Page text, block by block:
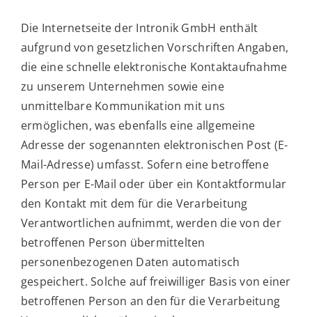
Die Internetseite der Intronik GmbH enthält
aufgrund von gesetzlichen Vorschriften Angaben,
die eine schnelle elektronische Kontaktaufnahme
zu unserem Unternehmen sowie eine
unmittelbare Kommunikation mit uns
ermöglichen, was ebenfalls eine allgemeine
Adresse der sogenannten elektronischen Post (E-
Mail-Adresse) umfasst. Sofern eine betroffene
Person per E-Mail oder über ein Kontaktformular
den Kontakt mit dem für die Verarbeitung
Verantwortlichen aufnimmt, werden die von der
betroffenen Person übermittelten
personenbezogenen Daten automatisch
gespeichert. Solche auf freiwilliger Basis von einer
betroffenen Person an den für die Verarbeitung